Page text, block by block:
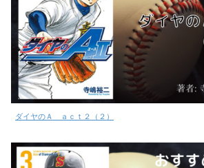
ダイヤのＡ ａｃｔ２（２）